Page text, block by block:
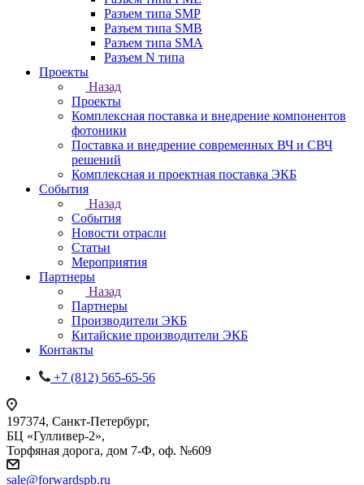
Разъем типа SMP
Разъем типа SMB
Разъем типа SMA
Разъем N типа
Проекты
Назад
Проекты
Комплексная поставка и внедрение компонентов
фотоники
Поставка и внедрение современных ВЧ и СВЧ
решений
Комплексная и проектная поставка ЭКБ
События
Назад
События
Новости отрасли
Статьи
Мероприятия
Партнеры
Назад
Партнеры
Производители ЭКБ
Китайские производители ЭКБ
Контакты
+7 (812) 565-65-56
197374, Санкт-Петербург,
БЦ «Гулливер-2»,
Торфяная дорога, дом 7-Ф, оф. №609
sale@forwardspb.ru